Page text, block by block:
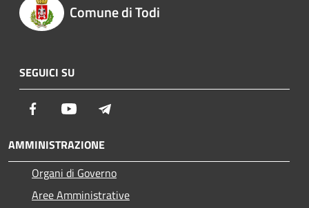
Comune di Todi
SEGUICI SU
Facebook Youtube
AMMINISTRAZIONE
Organi di Governo
Aree Amministrative